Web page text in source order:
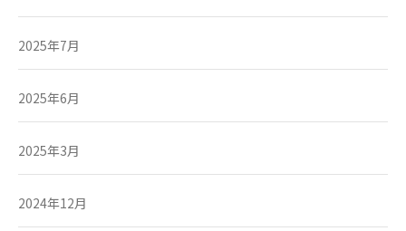
2025年7月
2025年6月
2025年3月
2024年12月